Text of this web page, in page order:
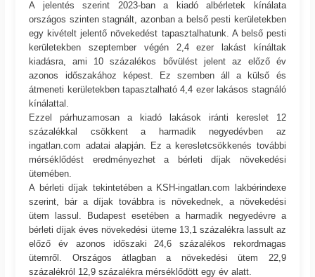
A jelentés szerint 2023-ban a kiadó albérletek kínálata
országos szinten stagnált, azonban a belső pesti kerületekben
egy kivételt jelentő növekedést tapasztalhatunk. A belső pesti
kerületekben szeptember végén 2,4 ezer lakást kínáltak
kiadásra, ami 10 százalékos bővülést jelent az előző év
azonos időszakához képest. Ez szemben áll a külső és
átmeneti kerületekben tapasztalható 4,4 ezer lakásos stagnáló
kínálattal.
Ezzel párhuzamosan a kiadó lakások iránti kereslet 12
százalékkal csökkent a harmadik negyedévben az
ingatlan.com adatai alapján. Ez a keresletcsökkenés további
mérséklődést eredményezhet a bérleti díjak növekedési
ütemében.
A bérleti díjak tekintetében a KSH-ingatlan.com lakbérindexe
szerint, bár a díjak továbbra is növekednek, a növekedési
ütem lassul. Budapest esetében a harmadik negyedévre a
bérleti díjak éves növekedési üteme 13,1 százalékra lassult az
előző év azonos időszaki 24,6 százalékos rekordmagas
ütemről. Országos átlagban a növekedési ütem 22,9
százalékról 12,9 százalékra mérséklődött egy év alatt.